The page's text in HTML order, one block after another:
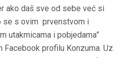
ako daš sve od sebe već si
se s ovim prvenstvom i
utakmicama i pobjedama”
Facebook profilu Konzuma. Uz